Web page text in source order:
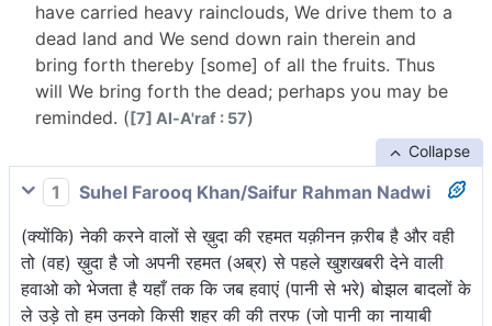
have carried heavy rainclouds, We drive them to a
dead land and We send down rain therein and
bring forth thereby [some] of all the fruits. Thus
will We bring forth the dead; perhaps you may be
reminded. ([7] Al-A'raf : 57)
Collapse
1
Suhel Farooq Khan/Saifur Rahman Nadwi
(क्योंकि) नेकी करने वालों से ख़ुदा की रहमत यक़ीनन क़रीब है और वही
तो (वह) ख़ुदा है जो अपनी रहमत (अब्र) से पहले खुशखबरी देने वाली
हवाओ को भेजता है यहाँ तक कि जब हवाएं (पानी से भरे) बोझल बादलों के
ले उड़े तो हम उनको किसी शहर की की तरफ (जो पानी का नायाबी